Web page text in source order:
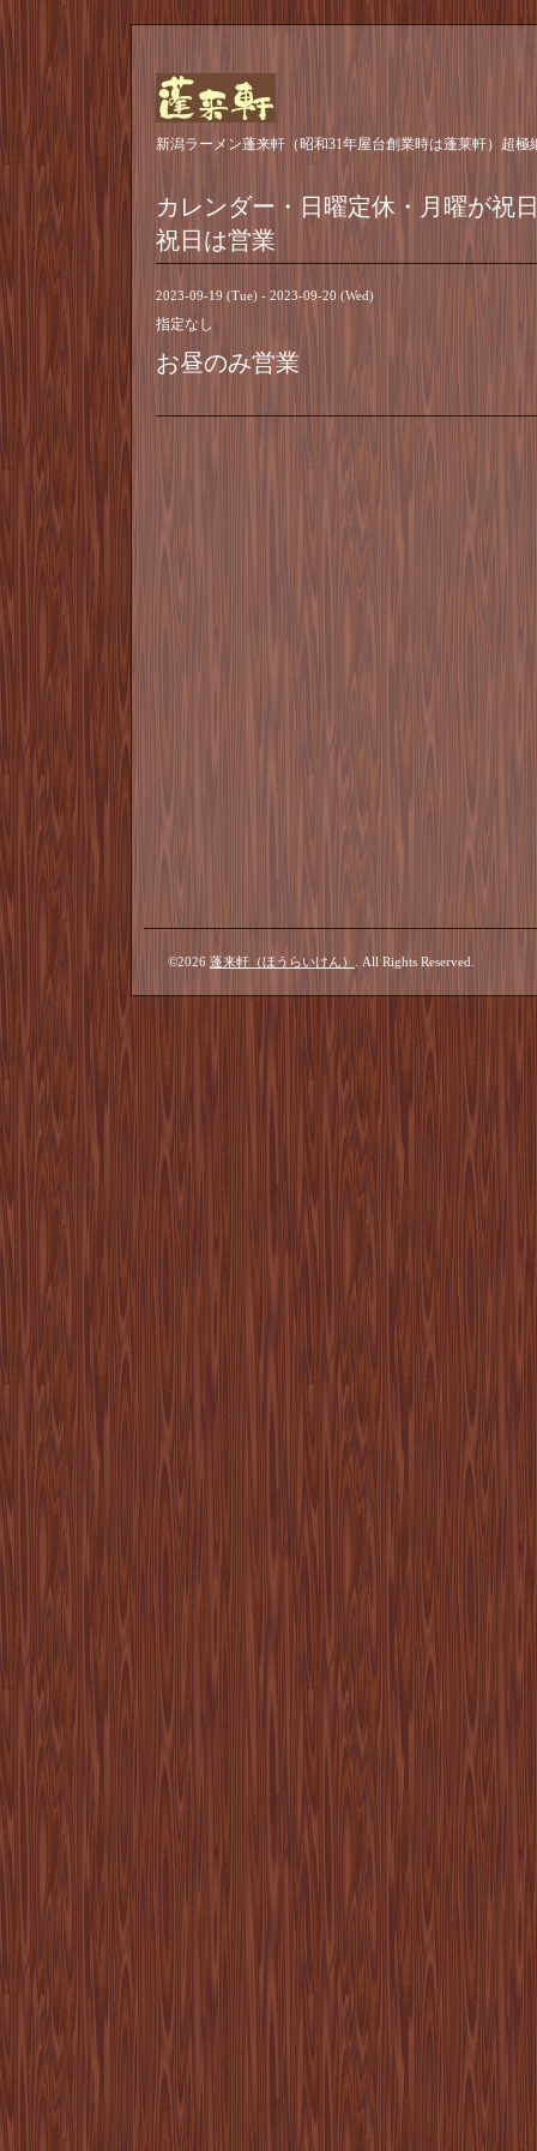
新潟ラーメン蓬来軒（昭和31年屋台創業時は蓬莱軒）超
カレンダー・日曜定休・月曜が祝
祝日は営業
2023-09-19 (Tue) - 2023-09-20 (Wed)
指定なし
お昼のみ営業
©2026 蓬来軒（ほうらいけん） . All Rights Reserved.